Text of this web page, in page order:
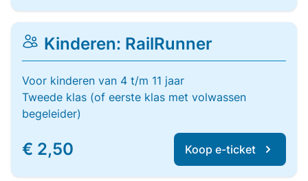
Kinderen: RailRunner
Voor kinderen van 4 t/m 11 jaar
Tweede klas (of eerste klas met volwassen
begeleider)
€ 2,50 Koop e-ticket